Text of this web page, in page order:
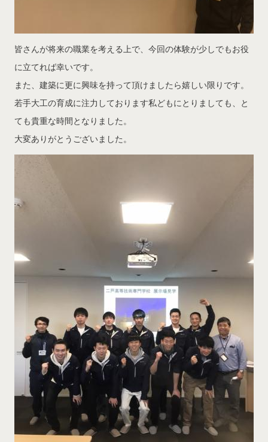
皆さんが将来の職業を考える上で、今回の体験が少しでもお役
に立てれば幸いです。
また、建築に更に興味を持って頂けましたら嬉しい限りです。
若手大工の育成に注力しております私どもにとりましても、と
ても貴重な時間となりました。
大変ありがとうございました。